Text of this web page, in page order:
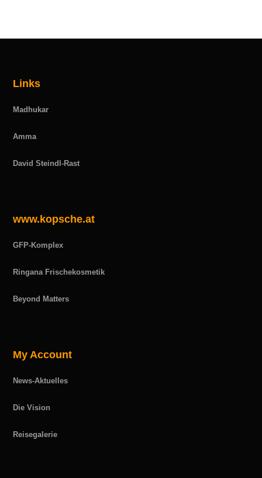
Links
Madhukar
Amma
David Steindl-Rast
www.kopsche.at
GFP-Komplex
Ringana Frischekosmetik
Beyond Matters
My Account
News-Aktuelles
Die Vision
Reisegalerie